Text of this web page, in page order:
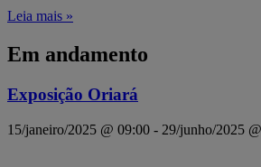
Leia mais »
Em andamento
Exposição Oriará
15/janeiro/2025 @ 09:00 - 29/junho/2025